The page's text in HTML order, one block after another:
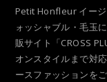
Petit Honfleur イージ
ォッシャブル・毛玉
販サイト「CROSS
オンスタイルまで対
ースファッションを